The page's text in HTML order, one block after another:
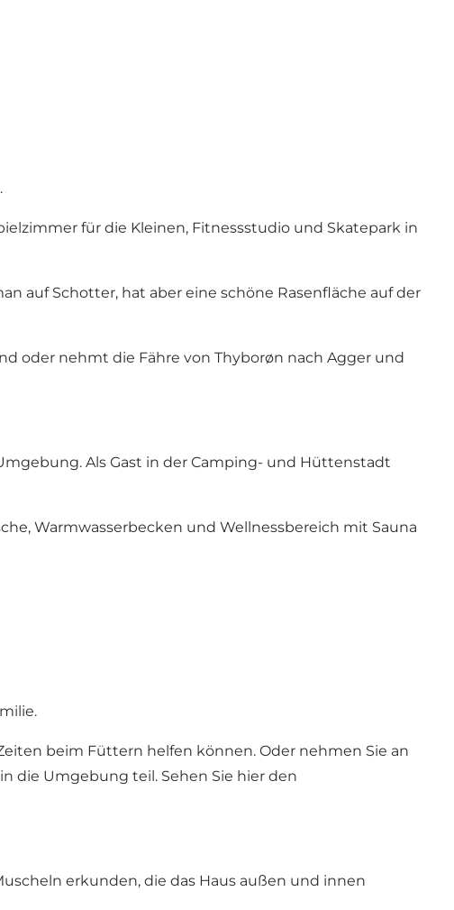
für die Kleinen, Fitnessstudio und Skatepark in
auf Schotter, hat aber eine schöne Rasenfläche auf der
oder nehmt die Fähre von Thyborøn nach Agger und
Als Gast in der Camping- und Hüttenstadt
Warmwasserbecken und Wellnessbereich mit Sauna
beim Füttern helfen können. Oder nehmen Sie an
die Umgebung teil. Sehen Sie hier den
erkunden, die das Haus außen und innen